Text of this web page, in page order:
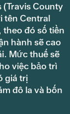
(Travis County
tên Central
theo đó số tiền
hành sẽ cao
Mức thuế sẽ
việc bảo trì
giá trị
đô la và bốn